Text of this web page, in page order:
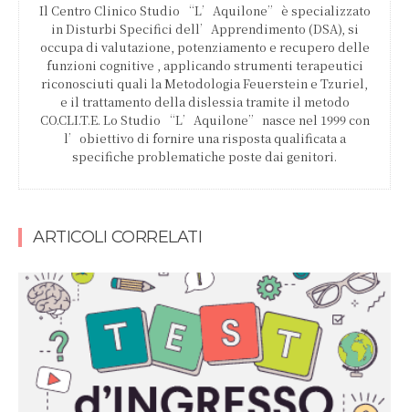
Il Centro Clinico Studio “L’Aquilone” è specializzato
in Disturbi Specifici dell’Apprendimento (DSA), si
occupa di valutazione, potenziamento e recupero delle
funzioni cognitive , applicando strumenti terapeutici
riconosciuti quali la Metodologia Feuerstein e Tzuriel,
e il trattamento della dislessia tramite il metodo
CO.CLI.T.E. Lo Studio “L’Aquilone” nasce nel 1999 con
l’obiettivo di fornire una risposta qualificata a
specifiche problematiche poste dai genitori.
ARTICOLI CORRELATI